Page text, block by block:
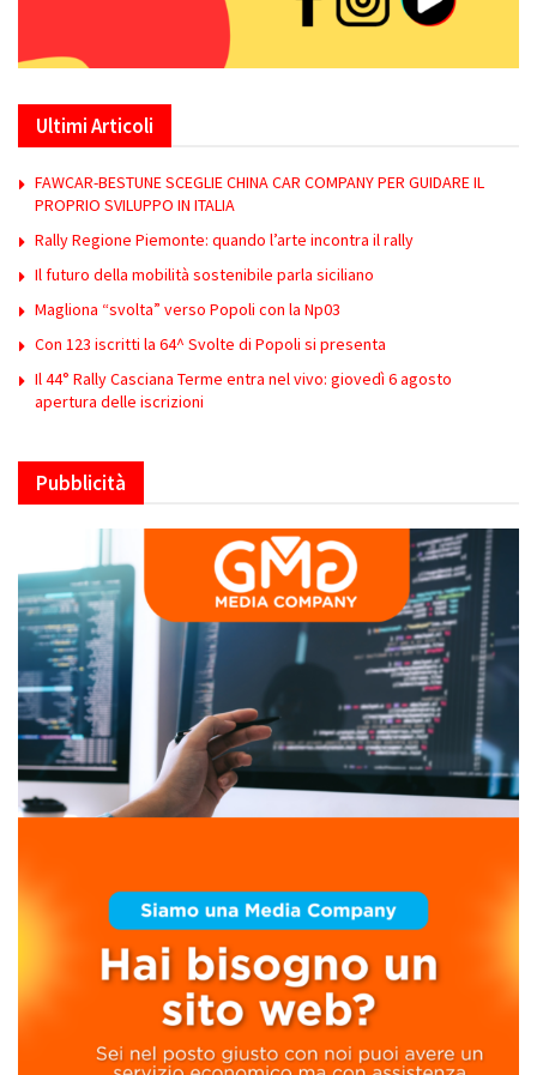
Ultimi Articoli
FAWCAR-BESTUNE SCEGLIE CHINA CAR COMPANY PER GUIDARE IL
PROPRIO SVILUPPO IN ITALIA
Rally Regione Piemonte: quando l’arte incontra il rally
Il futuro della mobilità sostenibile parla siciliano
Magliona “svolta” verso Popoli con la Np03
Con 123 iscritti la 64^ Svolte di Popoli si presenta
Il 44° Rally Casciana Terme entra nel vivo: giovedì 6 agosto
apertura delle iscrizioni
Pubblicità